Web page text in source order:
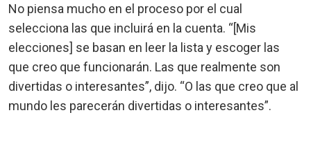
No piensa mucho en el proceso por el cual
selecciona las que incluirá en la cuenta. “[Mis
elecciones] se basan en leer la lista y escoger las
que creo que funcionarán. Las que realmente son
divertidas o interesantes”, dijo. “O las que creo que al
mundo les parecerán divertidas o interesantes”.